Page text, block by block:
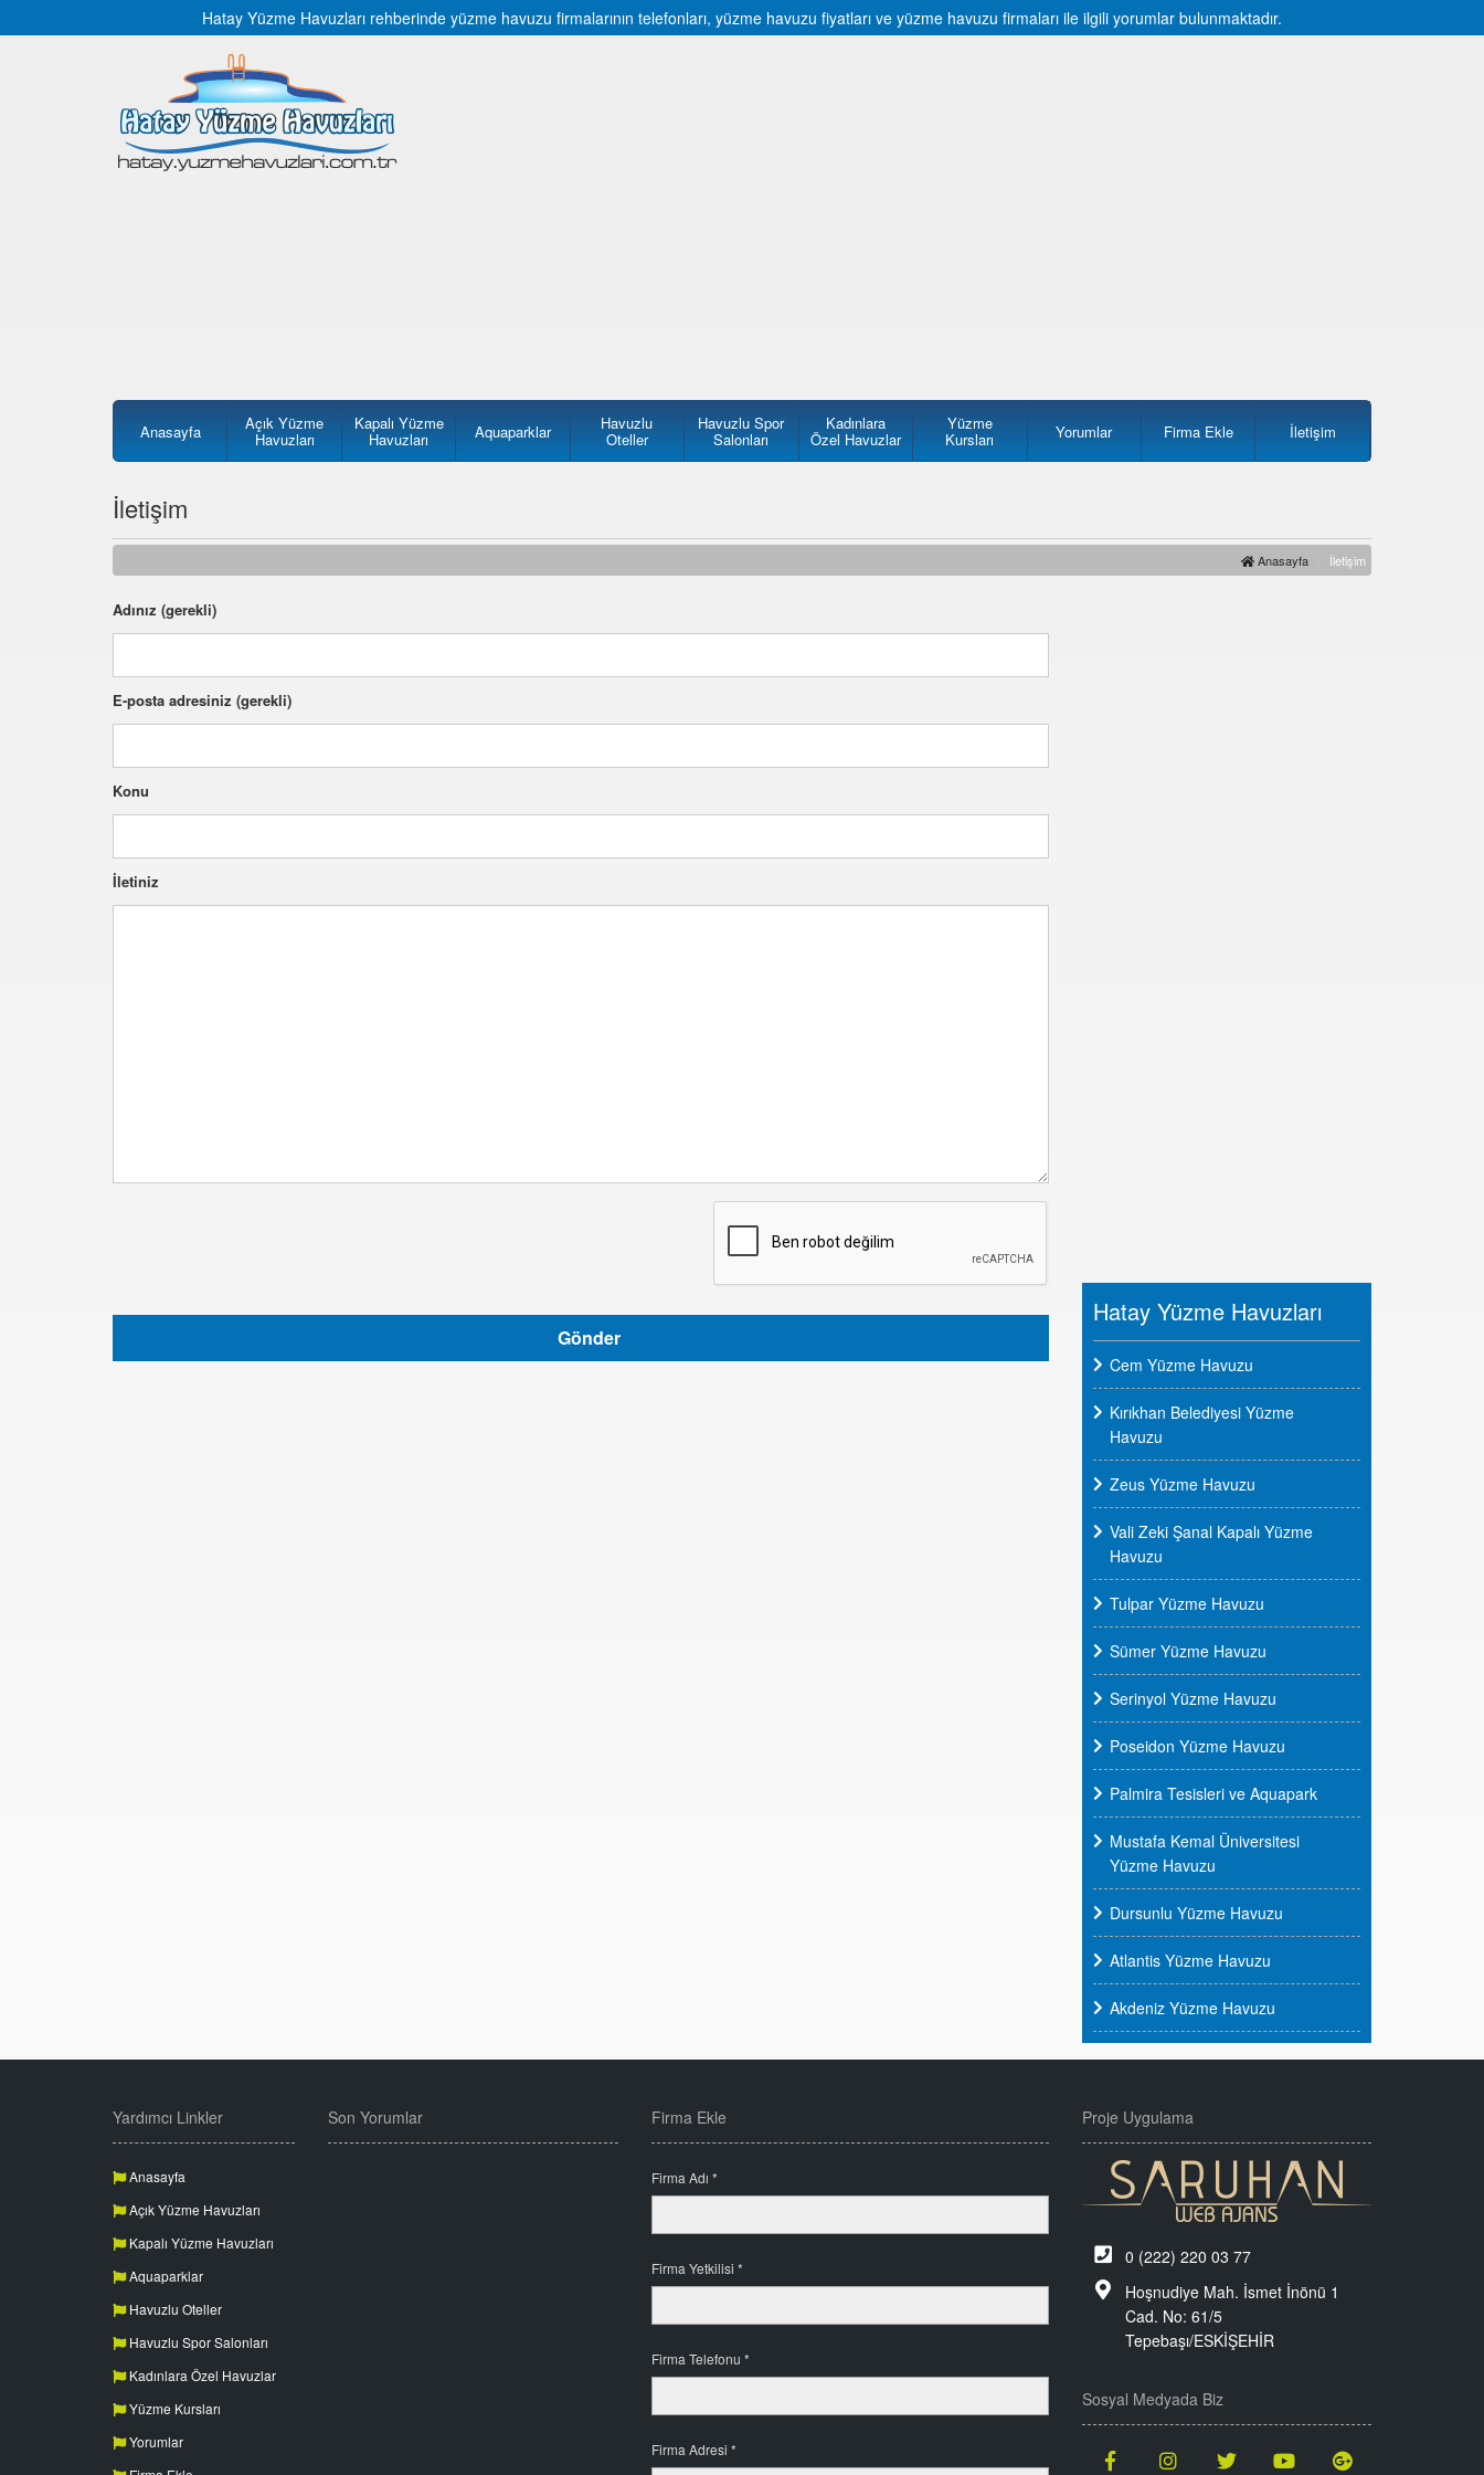
Hatay Yüzme Havuzları rehberinde yüzme havuzu firmalarının telefonları, yüzme havuzu fiyatları ve yüzme havuzu firmaları ile ilgili yorumlar bulunmaktadır.
Anasayfa Açık Yüzme
Havuzları
Kapalı Yüzme
Havuzları Aquaparklar Havuzlu
Oteller
Havuzlu Spor
Salonları
Kadınlara
Özel Havuzlar
Yüzme
Kursları Yorumlar Firma Ekle İletişim
İletişim
Anasayfa İletişim
Adınız (gerekli)
E-posta adresiniz (gerekli)
Konu
İletiniz
Hatay Yüzme Havuzları
Cem Yüzme Havuzu
Kırıkhan Belediyesi Yüzme
Havuzu
Zeus Yüzme Havuzu
Vali Zeki Şanal Kapalı Yüzme
Havuzu
Tulpar Yüzme Havuzu
Sümer Yüzme Havuzu
Serinyol Yüzme Havuzu
Poseidon Yüzme Havuzu
Palmira Tesisleri ve Aquapark
Mustafa Kemal Üniversitesi
Yüzme Havuzu
Dursunlu Yüzme Havuzu
Atlantis Yüzme Havuzu
Akdeniz Yüzme Havuzu
Yardımcı Linkler
Anasayfa
Açık Yüzme Havuzları
Kapalı Yüzme Havuzları
Aquaparklar
Havuzlu Oteller
Havuzlu Spor Salonları
Kadınlara Özel Havuzlar
Yüzme Kursları
Yorumlar
Son Yorumlar Firma Ekle
Firma Adı *
Firma Yetkilisi *
Firma Telefonu *
Firma Adresi *
Proje Uygulama
0 (222) 220 03 77
Hoşnudiye Mah. İsmet İnönü 1
Cad. No: 61/5
Tepebaşı/ESKİŞEHİR
Sosyal Medyada Biz